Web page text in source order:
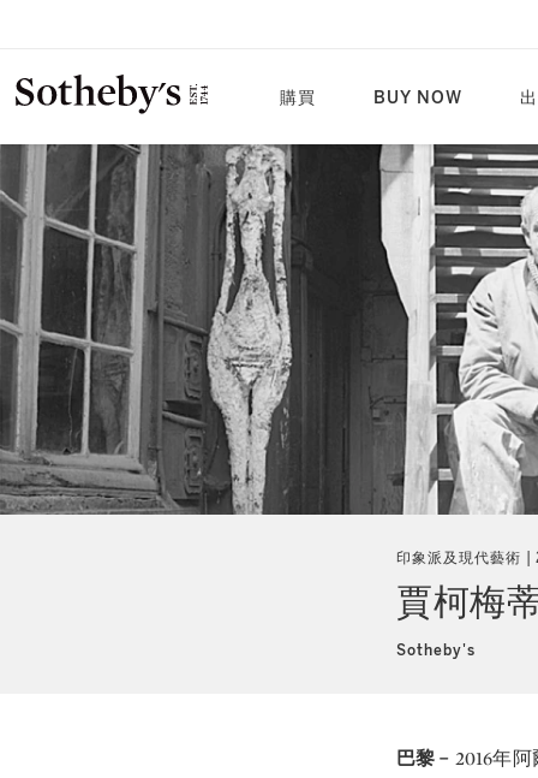
購買 BUY NOW
印象派及現代藝術
賈柯梅
Sotheby's
巴黎﹣ 2016年